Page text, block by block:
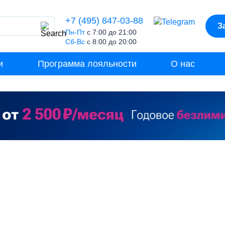
+7 (495) 847-03-88
Пн-Птс 7:00 до 21:00
Сб-Вс с 8:00 до 20:00
Программа лояльности О нас